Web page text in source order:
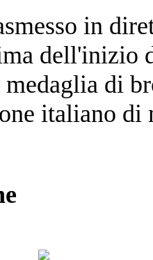
in
dell'inizio
medaglia di
italiano di